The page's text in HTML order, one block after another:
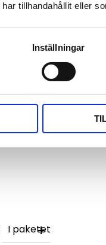
tillhandahållit eller
Inställningar
har designats för att
förlora sin funktion.
dess standardtrimning
plastkapslingar,
den ett fullgott
av typen CS35,
I paketet